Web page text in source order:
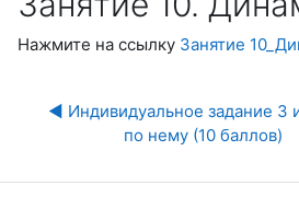
Нажмите на ссылку Занятие
◀︎ Индивидуальное задание 3
по нему (10 баллов)